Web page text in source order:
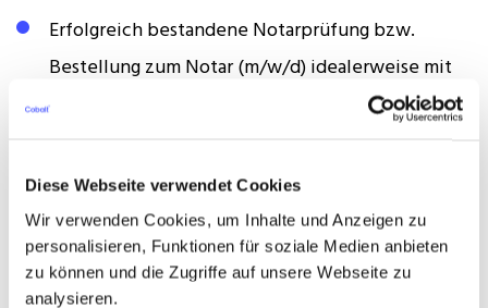
Diese Webseite verwendet Cookies
Wir verwenden Cookies, um Inhalte und Anzeigen zu
personalisieren, Funktionen für soziale Medien anbieten
zu können und die Zugriffe auf unsere Webseite zu
analysieren.
Erfolgreich bestandene Notarprüfung bzw.
Bestellung zum Notar (m/w/d) idealerweise mit
zumindest ersten eigenen Mandatenstamm
Gesellschaftsrecht oder Erbrecht
Ausgeprägtes Verständnis für wirtschaftliche
Zusammenhänge